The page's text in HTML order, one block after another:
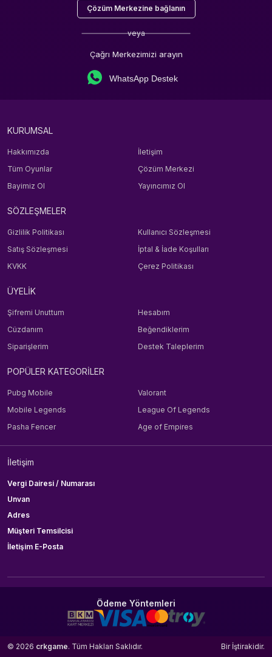
Çözüm Merkezine bağlanın
veya
Çağrı Merkezimizi arayın
WhatsApp Destek
KURUMSAL
Hakkımızda
İletişim
Tüm Oyunlar
Çözüm Merkezi
Bayimiz Ol
Yayıncımız Ol
SÖZLEŞMELER
Gizlilik Politikası
Kullanıcı Sözleşmesi
Satış Sözleşmesi
İptal & İade Koşulları
KVKK
Çerez Politikası
ÜYELİK
Şifremi Unuttum
Hesabım
Cüzdanım
Beğendiklerim
Siparişlerim
Destek Taleplerim
POPÜLER KATEGORİLER
Pubg Mobile
Valorant
Mobile Legends
League Of Legends
Pasha Fencer
Age of Empires
İletişim
Vergi Dairesi / Numarası
Unvan
Adres
Müşteri Temsilcisi
İletişim E-Posta
Ödeme Yöntemleri
© 2026 crkgame. Tüm Hakları Saklıdır. Bir İştirakidir.